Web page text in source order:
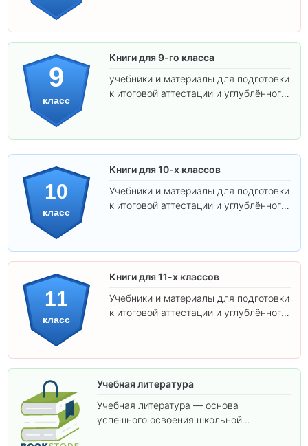
9
класс
Книги для 9-го класса
учебники и материалы для подготовки
к итоговой аттестации и углублённого
10
класс
Книги для 10-х классов
Учебники и материалы для подготовки
к итоговой аттестации и углублённого
11
класс
Книги для 11-х классов
Учебники и материалы для подготовки
к итоговой аттестации и углублённого
Учебная литература
Учебная литература — основа
успешного освоения школьной